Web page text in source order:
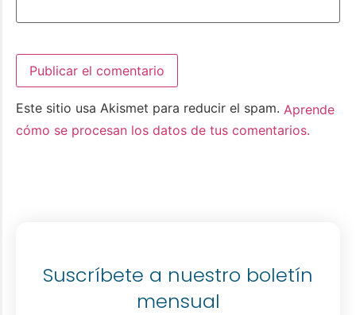
Este sitio usa Akismet para reducir el spam. Aprende
cómo se procesan los datos de tus comentarios.
Suscríbete a nuestro boletín
mensual